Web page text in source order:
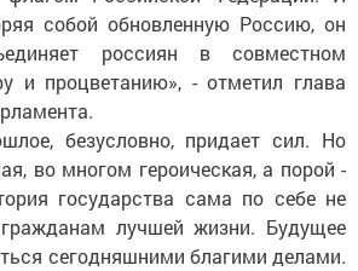
собой обновленную Россию, он
россиян в совместном
и процветанию», - отметил глава
безусловно, придает сил. Но
во многом героическая, а порой -
государства сама по себе не
лучшей жизни. Будущее
сегодняшними благими делами.